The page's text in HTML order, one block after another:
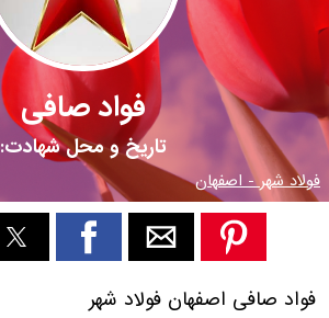
فواد صافی
تاریخ و محل شهادت:
فولاد شهر - اصفهان
فواد صافی اصفهان فولاد شهر